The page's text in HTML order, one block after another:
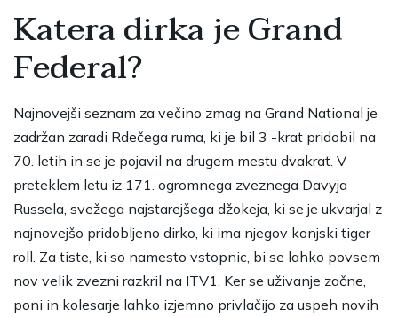
Katera dirka je Grand
Federal?
Najnovejši seznam za večino zmag na Grand National je
zadržan zaradi Rdečega ruma, ki je bil 3 -krat pridobil na
70. letih in se je pojavil na drugem mestu dvakrat. V
preteklem letu iz 171. ogromnega zveznega Davyja
Russela, svežega najstarejšega džokeja, ki se je ukvarjal z
najnovejšo pridobljeno dirko, ki ima njegov konjski tiger
roll. Za tiste, ki so namesto vstopnic, bi se lahko povsem
nov velik zvezni razkril na ITV1. Ker se uživanje začne,
poni in kolesarje lahko izjemno privlačijo za uspeh novih